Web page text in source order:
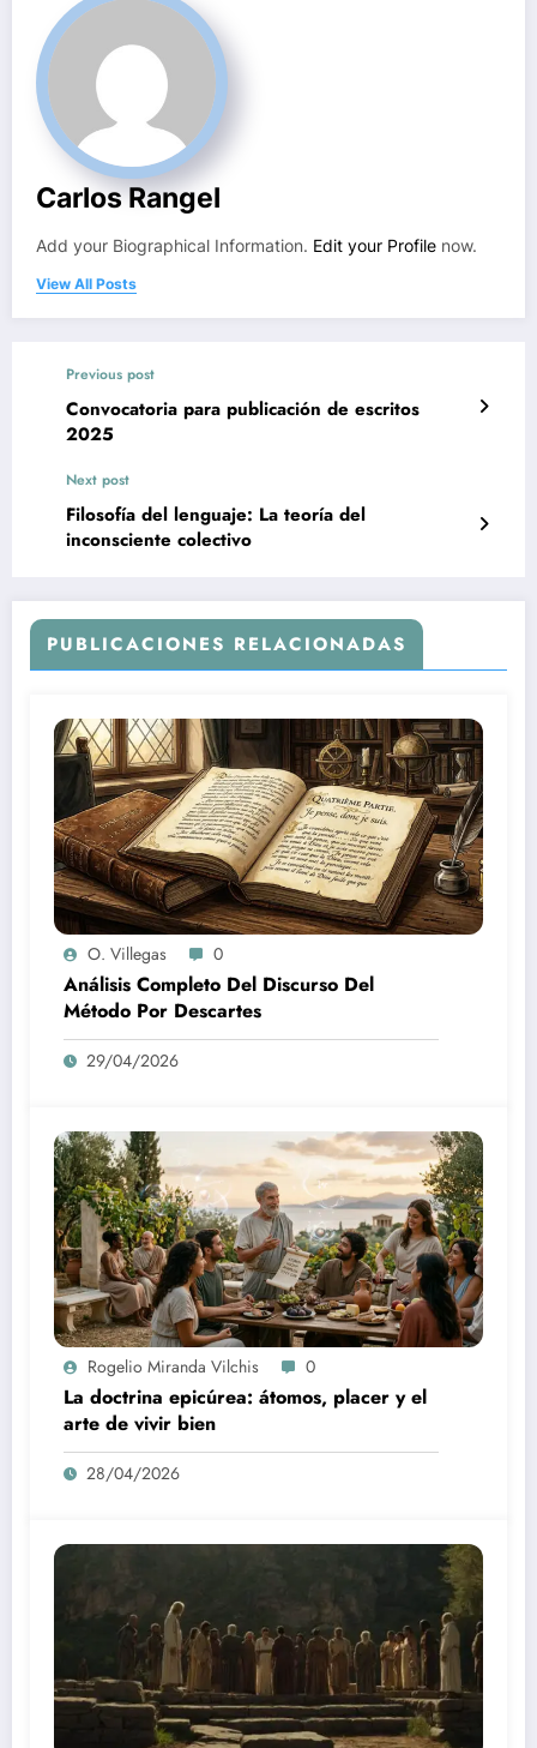
Carlos Rangel
Add your Biographical Information. Edit your Profile now.
View All Posts
Previous post
Convocatoria para publicación de escritos
2025
Next post
Filosofía del lenguaje: La teoría del
inconsciente colectivo
PUBLICACIONES RELACIONADAS
O. Villegas 0
Análisis Completo Del Discurso Del
Método Por Descartes
29/04/2026
Rogelio Miranda Vilchis 0
La doctrina epicúrea: átomos, placer y el
arte de vivir bien
28/04/2026